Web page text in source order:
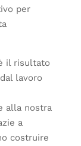
per
il risultato
lavoro
alla nostra
a
costruire